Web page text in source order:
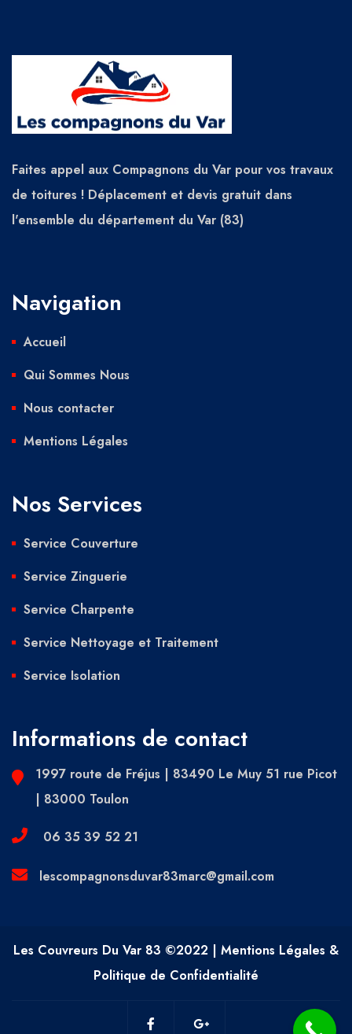
Faites appel aux Compagnons du Var pour vos travaux
de toitures ! Déplacement et devis gratuit dans
l'ensemble du département du Var (83)
Navigation
Accueil
Qui Sommes Nous
Nous contacter
Mentions Légales
Nos Services
Service Couverture
Service Zinguerie
Service Charpente
Service Nettoyage et Traitement
Service Isolation
Informations de contact
1997 route de Fréjus | 83490 Le Muy 51 rue Picot
| 83000 Toulon
06 35 39 52 21
lescompagnonsduvar83marc@gmail.com
Les Couvreurs Du Var 83 ©2022 | Mentions Légales &
Politique de Confidentialité